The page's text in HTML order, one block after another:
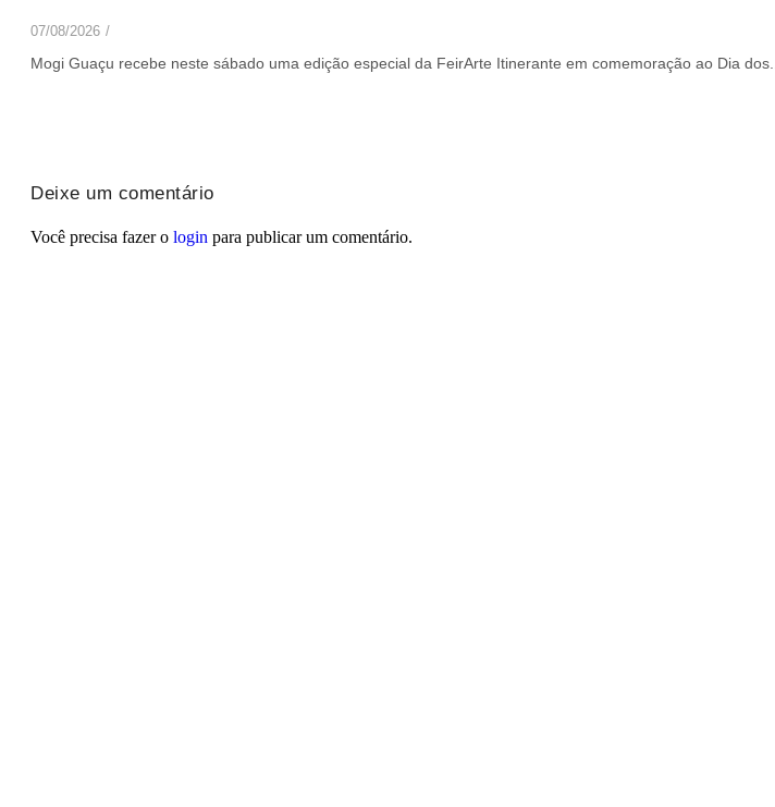
07/08/2026 /
Mogi Guaçu recebe neste sábado uma edição especial da FeirArte Itinerante em comemoração ao Dia dos...
Deixe um comentário
Você precisa fazer o login para publicar um comentário.